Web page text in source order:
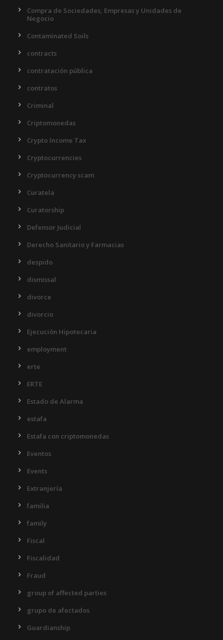
Compra de Sociedades, Empresas y Unidades de
Negocio
Contaminated Soils
contracts
contratación pública
contratos
Criminal
Criptomonedas
Crypto Income Tax
Cryptocurrencies
Cryptocurrency scam
Curatela
Curatorship
Defensor Judicial
Derecho Sanitario y Farmacias
despido
dismissal
divorce
divorcio
Ejecución Hipotecaria
employment
erte
ERTE
Estado de Alarma
estafa
Estafa con criptomonedas
Eventos
Events
Extranjería
familia
family
Fiscal
Fiscalidad
Fraud
group of affected parties
grupo de afectados
Guardianship